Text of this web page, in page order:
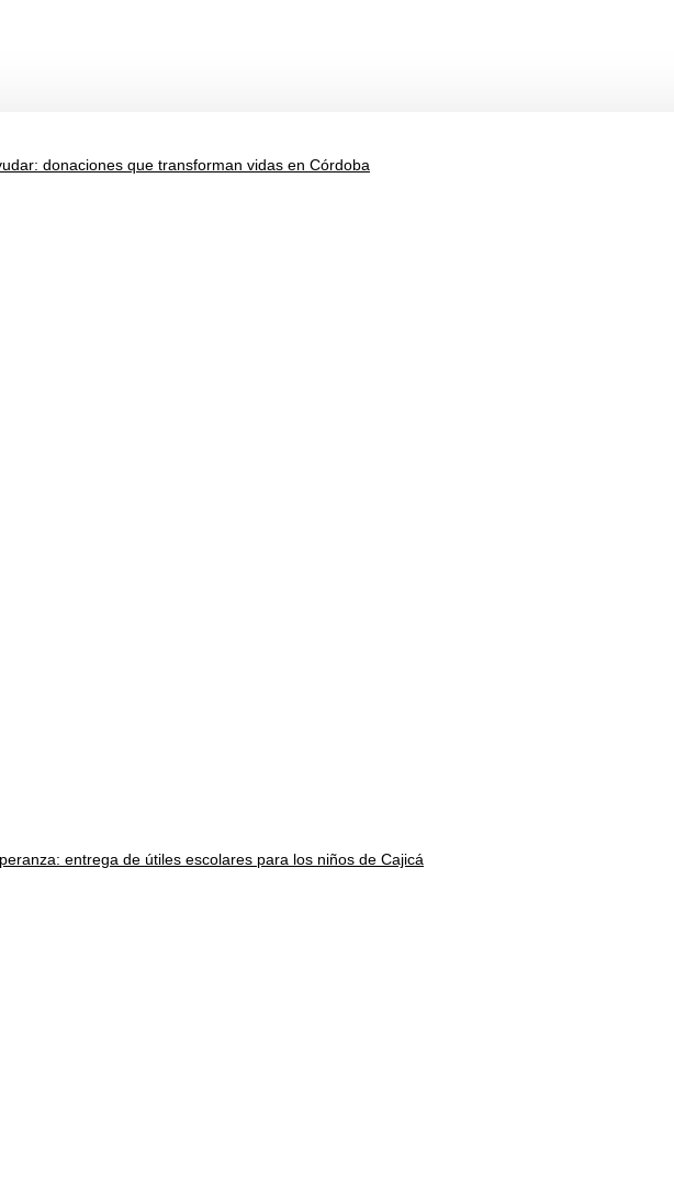
donaciones que transforman vidas en Córdoba
entrega de útiles escolares para los niños de Cajicá